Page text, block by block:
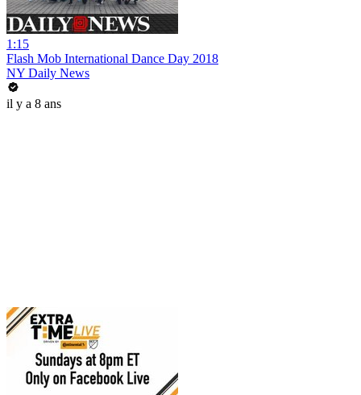
1:15
Flash Mob International Dance Day 2018
NY Daily News
il y a 8 ans